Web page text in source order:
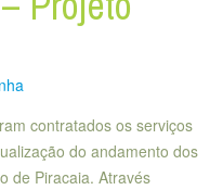
contratados os serviços
do andamento dos
de Piracaia. Através